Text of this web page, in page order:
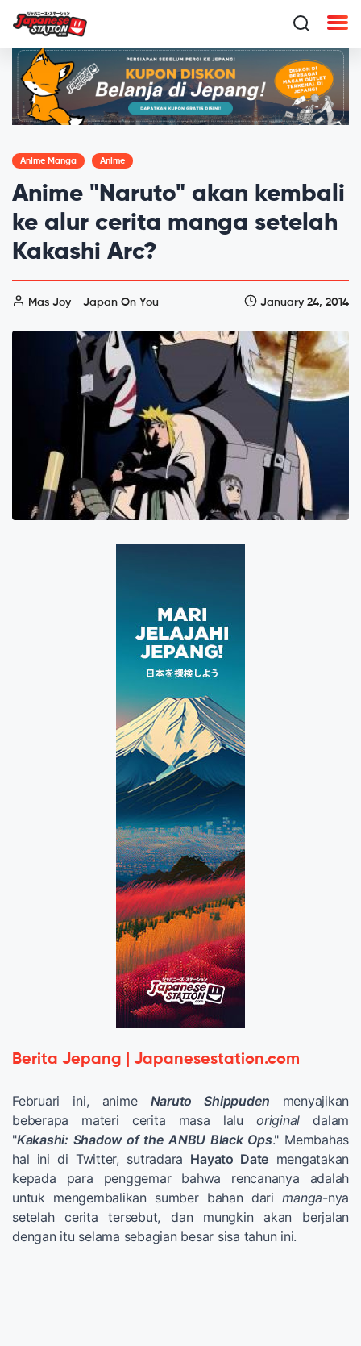
Anime Manga Anime
Anime "Naruto" akan kembali
ke alur cerita manga setelah
Kakashi Arc?
Mas Joy - Japan On You January 24, 2014
Berita Jepang | Japanesestation.com
Februari ini, anime Naruto Shippuden
menyajikan
beberapa materi cerita masa laluoriginal dalam
"Kakashi: Shadow of the ANBU Black Ops." Membahas
hal ini di Twitter, sutradara Hayato Date mengatakan
kepada para penggemar bahwa rencananya adalah
untuk mengembalikan sumber bahan darimanga-nya
setelah cerita tersebut, dan mungkin akan berjalan
dengan itu selama sebagian besar sisa tahun ini.